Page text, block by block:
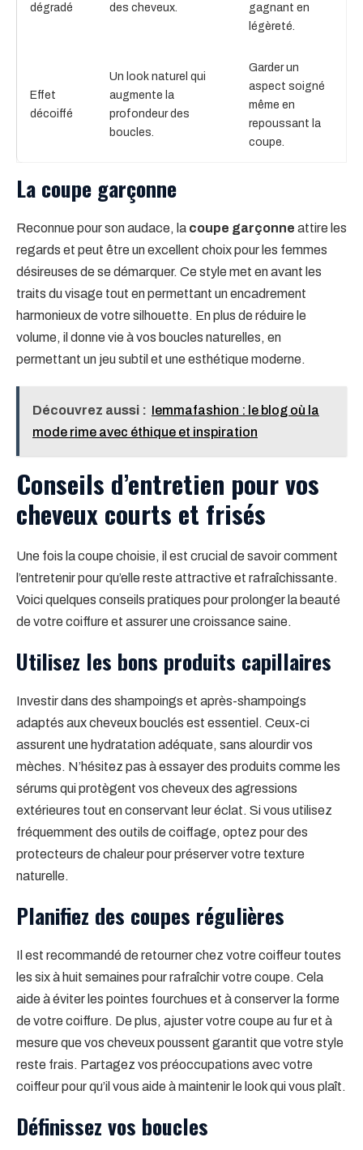
dégradé
des cheveux.
gagnant en
légèreté.
Effet
décoiffé
Un look naturel qui
augmente la
profondeur des
boucles.
Garder un
aspect soigné
même en
repoussant la
coupe.
La coupe garçonne
Reconnue pour son audace, la coupe garçonne attire les
regards et peut être un excellent choix pour les femmes
désireuses de se démarquer. Ce style met en avant les
traits du visage tout en permettant un encadrement
harmonieux de votre silhouette. En plus de réduire le
volume, il donne vie à vos boucles naturelles, en
permettant un jeu subtil et une esthétique moderne.
Découvrez aussi : Iemmafashion : le blog où la
mode rime avec éthique et inspiration
Conseils d’entretien pour vos
cheveux courts et frisés
Une fois la coupe choisie, il est crucial de savoir comment
l’entretenir pour qu’elle reste attractive et rafraîchissante.
Voici quelques conseils pratiques pour prolonger la beauté
de votre coiffure et assurer une croissance saine.
Utilisez les bons produits capillaires
Investir dans des shampoings et après-shampoings
adaptés aux cheveux bouclés est essentiel. Ceux-ci
assurent une hydratation adéquate, sans alourdir vos
mèches. N’hésitez pas à essayer des produits comme les
sérums qui protègent vos cheveux des agressions
extérieures tout en conservant leur éclat. Si vous utilisez
fréquemment des outils de coiffage, optez pour des
protecteurs de chaleur pour préserver votre texture
naturelle.
Planifiez des coupes régulières
Il est recommandé de retourner chez votre coiffeur toutes
les six à huit semaines pour rafraîchir votre coupe. Cela
aide à éviter les pointes fourchues et à conserver la forme
de votre coiffure. De plus, ajuster votre coupe au fur et à
mesure que vos cheveux poussent garantit que votre style
reste frais. Partagez vos préoccupations avec votre
coiffeur pour qu’il vous aide à maintenir le look qui vous plaît.
Définissez vos boucles